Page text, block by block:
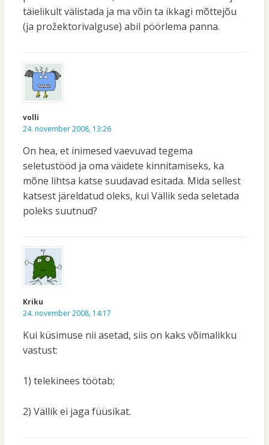
täielikult välistada ja ma võin ta ikkagi mõttejõu
(ja prožektorivalguse) abil pöörlema panna.
volli
24. november 2008, 13:26
On hea, et inimesed vaevuvad tegema
seletustööd ja oma väidete kinnitamiseks, ka
mõne lihtsa katse suudavad esitada. Mida sellest
katsest järeldatud oleks, kui Vällik seda seletada
poleks suutnud?
Kriku
24. november 2008, 14:17
Kui küsimuse nii asetad, siis on kaks võimalikku
vastust:
1) telekinees töötab;
2) Vällik ei jaga füüsikat.